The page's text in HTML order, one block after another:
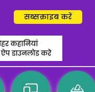
सब्सक्राइब करें